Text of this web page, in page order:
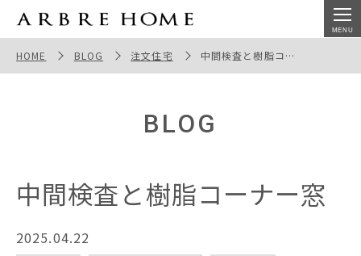
中間検査と樹脂コーナー窓
HOME BLOG 注文住宅 中間検査と樹脂コーナー窓
BLOG
中間検査と樹脂コーナー窓
2025.04.22